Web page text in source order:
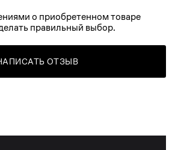
о приобретенном товаре
правильный выбор.
ОТЗЫВ